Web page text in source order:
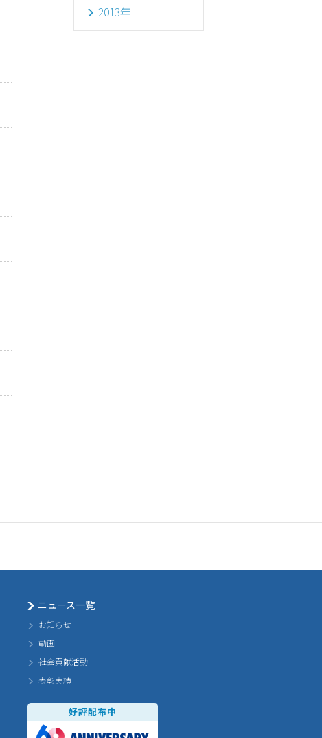
2013年
ニュース一覧
お知らせ
動画
社会貢献活動
表彰実績
好評配布中